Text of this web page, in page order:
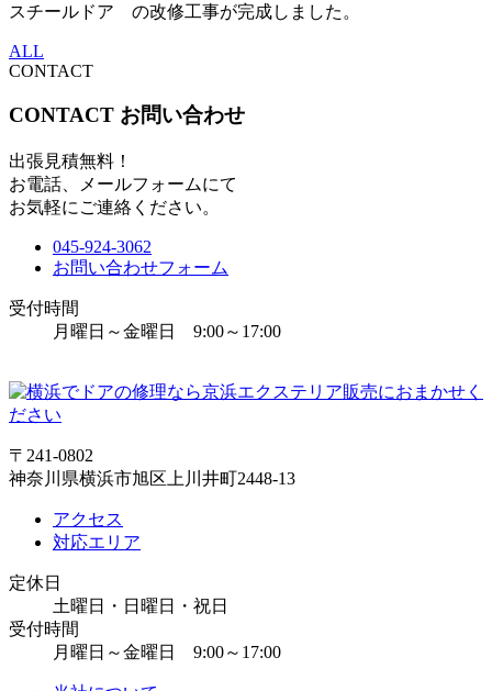
スチールドア の改修工事が完成しました。
ALL
CONTACT
CONTACT お問い合わせ
出張見積無料！
お電話、メールフォームにて
お気軽にご連絡ください。
045-924-3062
お問い合わせフォーム
受付時間
月曜日～金曜日 9:00～17:00
〒241-0802
神奈川県横浜市旭区上川井町2448-13
アクセス
対応エリア
定休日
土曜日・日曜日・祝日
受付時間
月曜日～金曜日 9:00～17:00